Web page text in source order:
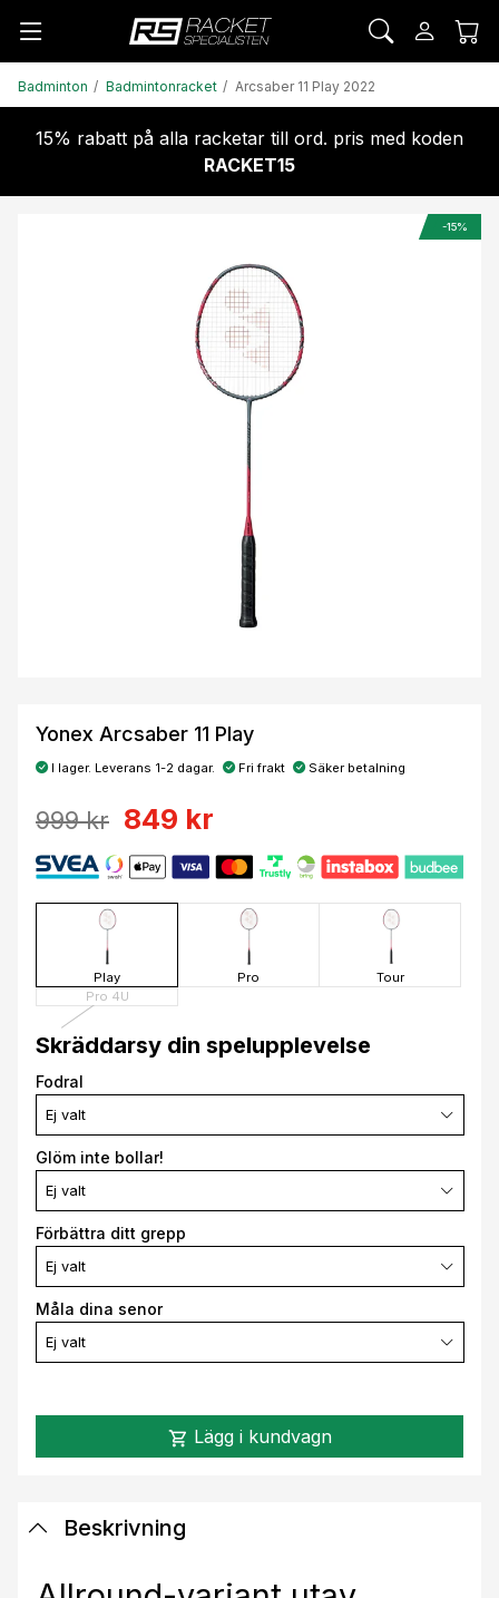
Badminton Badmintonracket Arcsaber 11 Play 2022
15% rabatt på alla racketar till ord. pris med koden
RACKET15
-15%
Yonex Arcsaber 11 Play
I lager. Leverans 1-2 dagar. Fri frakt Säker betalning
999 kr 849 kr
Play Pro
Tour
Pro 4U
Skräddarsy din spelupplevelse
Fodral
Ej valt
Glöm inte bollar!
Ej valt
Förbättra ditt grepp
Ej valt
Måla dina senor
Ej valt
shopping_cart Lägg i kundvagn
Beskrivning